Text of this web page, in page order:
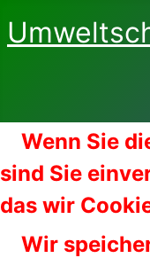
Wenn Sie
sind Sie
das wir
Wir